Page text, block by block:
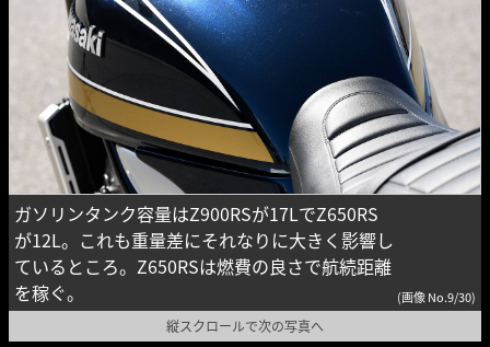
ガソリンタンク容量はZ900RSが17LでZ650RS
が12L。これも重量差にそれなりに大きく影響し
ているところ。Z650RSは燃費の良さで航続距離
を稼ぐ。
(画像 No.9/30)
縦スクロールで次の写真へ